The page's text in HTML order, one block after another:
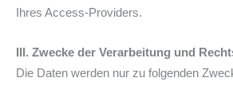
Ihres Access-Providers.
III. Zwecke der Verarbeitung und
Die Daten werden nur zu folgenden